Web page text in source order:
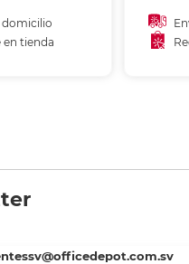
al uso
domicilio
en tienda